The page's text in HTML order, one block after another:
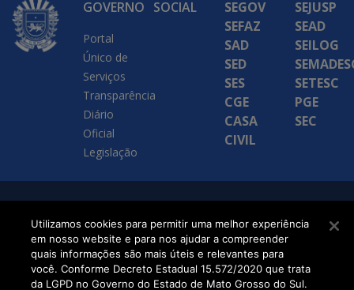
GOVERNO
Portal
Único de
Serviços
Transparência
Diário
Oficial
Legislação
SOCIAL
SEGOV
SEFAZ
SAD
SED
SES
CGE
CASA
CIVIL
SEJUSP
SEAD
SEILOG
SETESC
PGE
SEC
Executiva de
Transformação Digital
Utilizamos cookies para permitir uma melhor experiência
em nosso website e para nos ajudar a compreender
quais informações são mais úteis e relevantes para
você. Conforme Decreto Estadual 15.572/2020 que trata
da LGPD no Governo do Estado de Mato Grosso do Sul.